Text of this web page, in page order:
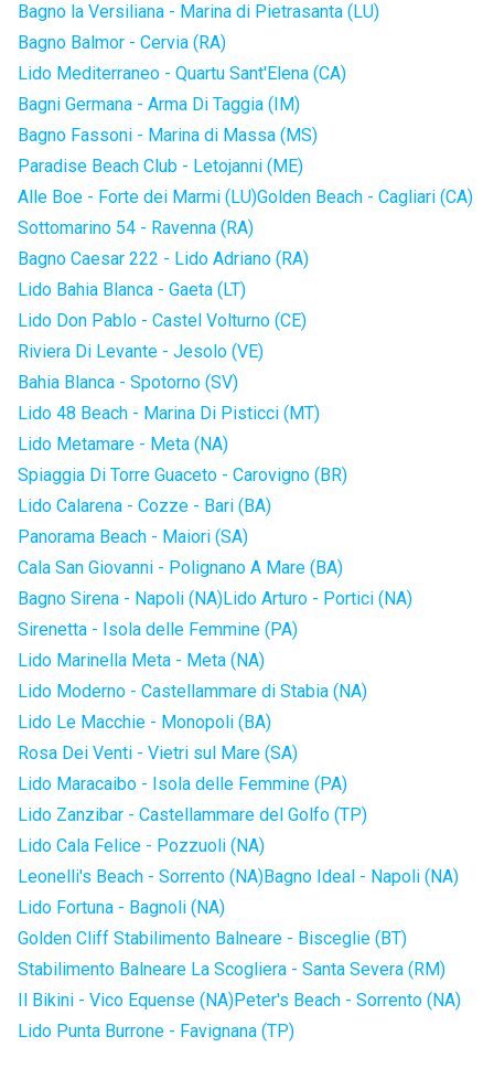
Bagno la Versiliana - Marina di Pietrasanta (LU)
Bagno Balmor - Cervia (RA)
Lido Mediterraneo - Quartu Sant'Elena (CA)
Bagni Germana - Arma Di Taggia (IM)
Bagno Fassoni - Marina di Massa (MS)
Paradise Beach Club - Letojanni (ME)
Alle Boe - Forte dei Marmi (LU)Golden Beach - Cagliari (CA)
Sottomarino 54 - Ravenna (RA)
Bagno Caesar 222 - Lido Adriano (RA)
Lido Bahia Blanca - Gaeta (LT)
Lido Don Pablo - Castel Volturno (CE)
Riviera Di Levante - Jesolo (VE)
Bahia Blanca - Spotorno (SV)
Lido 48 Beach - Marina Di Pisticci (MT)
Lido Metamare - Meta (NA)
Spiaggia Di Torre Guaceto - Carovigno (BR)
Lido Calarena - Cozze - Bari (BA)
Panorama Beach - Maiori (SA)
Cala San Giovanni - Polignano A Mare (BA)
Bagno Sirena - Napoli (NA)Lido Arturo - Portici (NA)
Sirenetta - Isola delle Femmine (PA)
Lido Marinella Meta - Meta (NA)
Lido Moderno - Castellammare di Stabia (NA)
Lido Le Macchie - Monopoli (BA)
Rosa Dei Venti - Vietri sul Mare (SA)
Lido Maracaibo - Isola delle Femmine (PA)
Lido Zanzibar - Castellammare del Golfo (TP)
Lido Cala Felice - Pozzuoli (NA)
Leonelli's Beach - Sorrento (NA)Bagno Ideal - Napoli (NA)
Lido Fortuna - Bagnoli (NA)
Golden Cliff Stabilimento Balneare - Bisceglie (BT)
Stabilimento Balneare La Scogliera - Santa Severa (RM)
Il Bikini - Vico Equense (NA)Peter's Beach - Sorrento (NA)
Lido Punta Burrone - Favignana (TP)